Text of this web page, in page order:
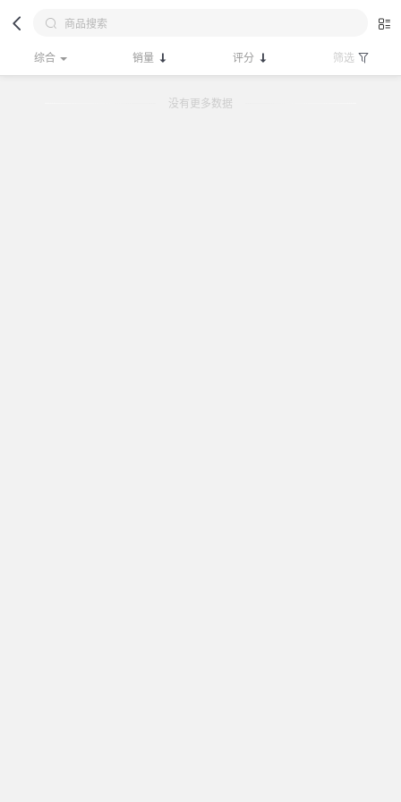
综合 销量 评分 筛选
没有更多数据